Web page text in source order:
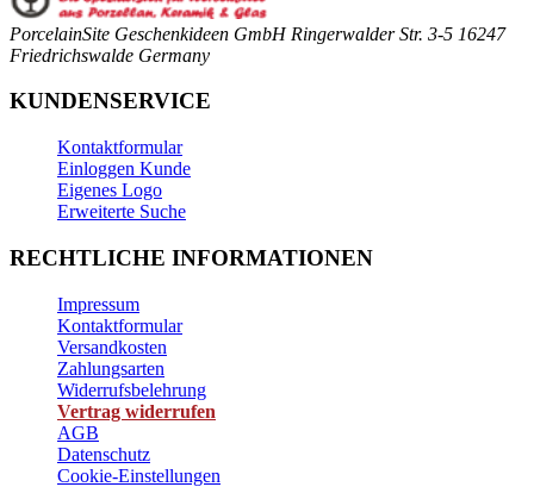
PorcelainSite Geschenkideen GmbH Ringerwalder Str. 3-5 16247
Friedrichswalde Germany
KUNDENSERVICE
Kontaktformular
Einloggen Kunde
Eigenes Logo
Erweiterte Suche
RECHTLICHE INFORMATIONEN
Impressum
Kontaktformular
Versandkosten
Zahlungsarten
Widerrufsbelehrung
Vertrag widerrufen
AGB
Datenschutz
Cookie-Einstellungen